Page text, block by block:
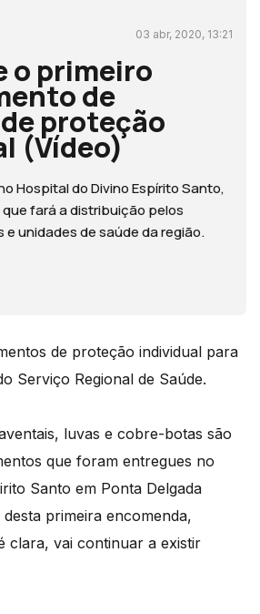
03 abr, 2020, 13:21
o primeiro
de
proteção
(Vídeo)
Hospital do Divino Espírito Santo,
fará a distribuição pelos
unidades de saúde da região.
de proteção individual para
Serviço Regional de Saúde.
luvas e cobre-botas são
que foram entregues no
Santo em Ponta Delgada
primeira encomenda,
clara, vai continuar a existir